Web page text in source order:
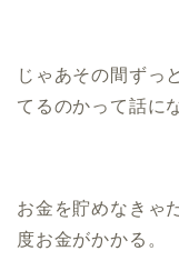
じゃあその間ずっ
てるのかって話に
お金を貯めなきゃ
度お金がかかる。